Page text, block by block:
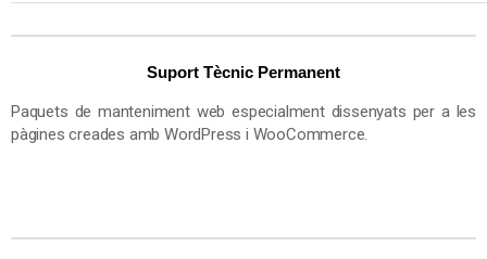
Suport Tècnic Permanent
Paquets de manteniment web especialment dissenyats per a les
pàgines creades amb WordPress i WooCommerce.